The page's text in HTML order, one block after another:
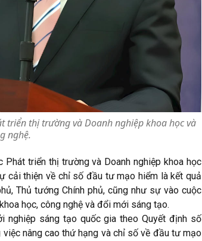
triển thị trường và Doanh nghiệp khoa học và
nghệ.
triển thị trường và Doanh nghiệp khoa học
cải thiện về chỉ số đầu tư mạo hiểm là kết quả
Thủ tướng Chính phủ, cũng như sự vào cuộc
học, công nghệ và đổi mới sáng tạo.
nghiệp sáng tạo quốc gia theo Quyết định số
nâng cao thứ hạng và chỉ số về đầu tư mạo